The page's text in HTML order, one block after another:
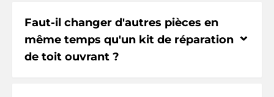
Faut-il changer d'autres pièces en
même temps qu'un kit de réparation
de toit ouvrant ?
⌃